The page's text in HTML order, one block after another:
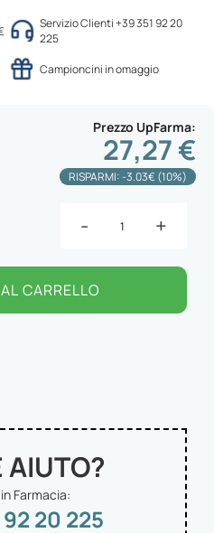
Servizio Clienti +39 351 92 20
225
Campioncini in omaggio
Prezzo UpFarma
27,27 €
RISPARMI: -3.03€ (10%)
- +
CARRELLO
AIUTO?
Farmacia:
20 225